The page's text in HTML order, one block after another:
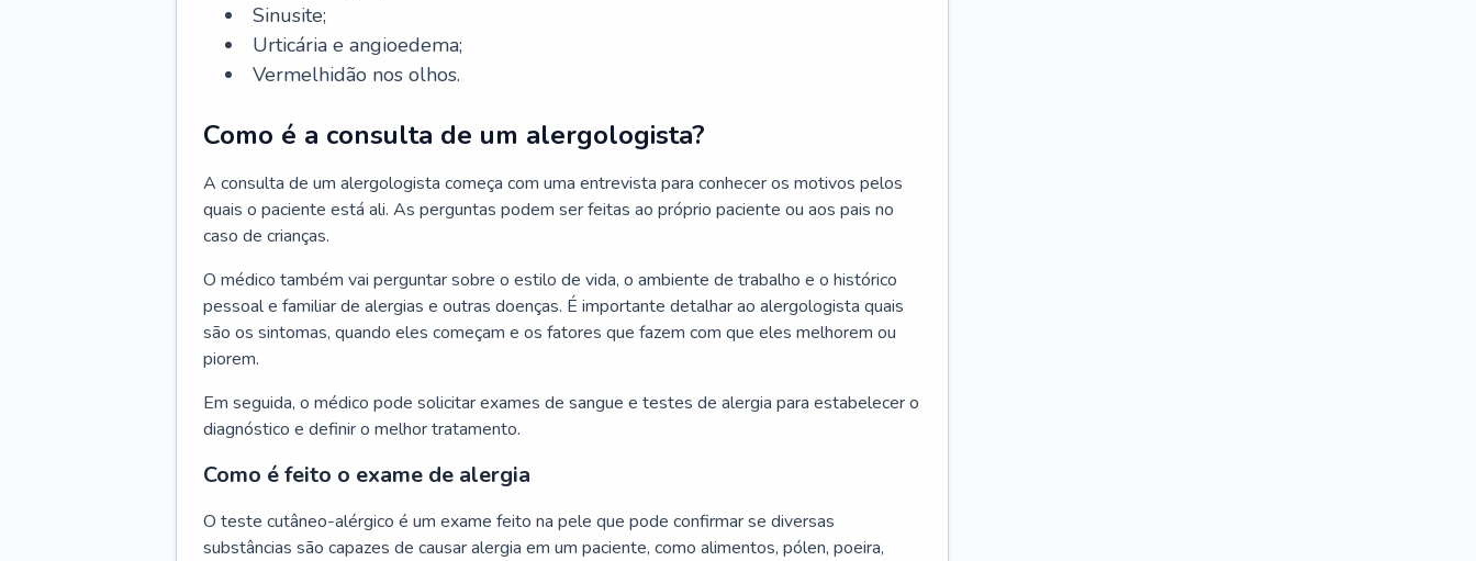
Sinusite;
Urticária e angioedema;
Vermelhidão nos olhos.
Como é a consulta de um alergologista?
A consulta de um alergologista começa com uma entrevista para conhecer os motivos pelos
quais o paciente está ali. As perguntas podem ser feitas ao próprio paciente ou aos pais no
caso de crianças.
O médico também vai perguntar sobre o estilo de vida, o ambiente de trabalho e o histórico
pessoal e familiar de alergias e outras doenças. É importante detalhar ao alergologista quais
são os sintomas, quando eles começam e os fatores que fazem com que eles melhorem ou
piorem.
Em seguida, o médico pode solicitar exames de sangue e testes de alergia para estabelecer o
diagnóstico e definir o melhor tratamento.
Como é feito o exame de alergia
O teste cutâneo-alérgico é um exame feito na pele que pode confirmar se diversas
substâncias são capazes de causar alergia em um paciente, como alimentos, pólen, poeira,